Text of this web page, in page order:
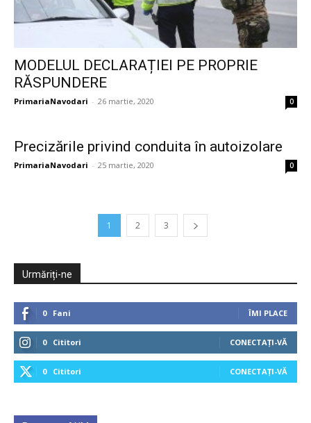
MODELUL DECLARAȚIEI PE PROPRIE
RĂSPUNDERE
PrimariaNavodari - 26 martie, 2020 0
Precizările privind conduita în autoizolare
PrimariaNavodari - 25 martie, 2020 0
1 2 3
Urmăriți-ne
0 Fani ÎMI PLACE
0 Cititori CONECTAȚI-VĂ
0 Cititori CONECTAȚI-VĂ